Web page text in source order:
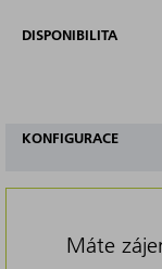
DISPONIBILITA
KONFIGURACE
Máte